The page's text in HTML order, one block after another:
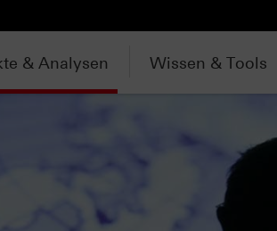
& Analysen Wissen & Tools